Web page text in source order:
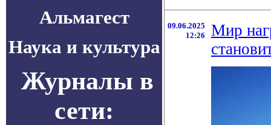
Альмагест
Наука и культура
Журналы в
сети:
09.06.2025
12:26
Мир